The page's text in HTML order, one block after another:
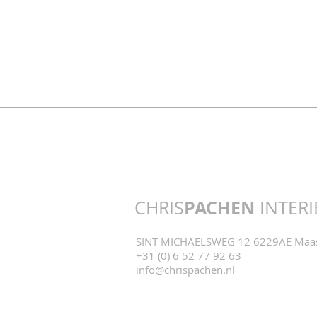
CHRISPACHEN
SINT MICHAELSWEG 12 6229AE
+31 (0) 6 52 77 92 63
info@chrispachen.nl